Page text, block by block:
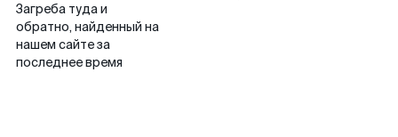
Загреба туда и
обратно, найденный на
нашем сайте за
последнее время